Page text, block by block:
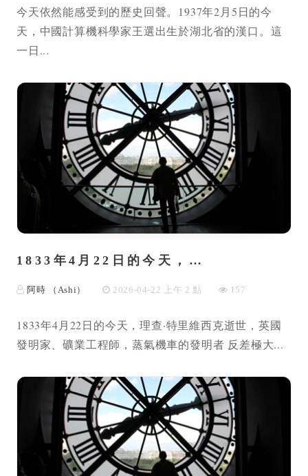
今天依然能感受到的歷史回聲。1937年2月5日的今
天，中國計算機科學家王選出生於湖北省的漢口。這
一日...
1833年4月22日的今天，…
阿時 （Ashi） 2026-04-22 上午 2 點 157
1833年4月22日的今天，理查·特里維西克逝世，英國
發明家、礦業工程師，蒸氣機車的發明者 反差極大...